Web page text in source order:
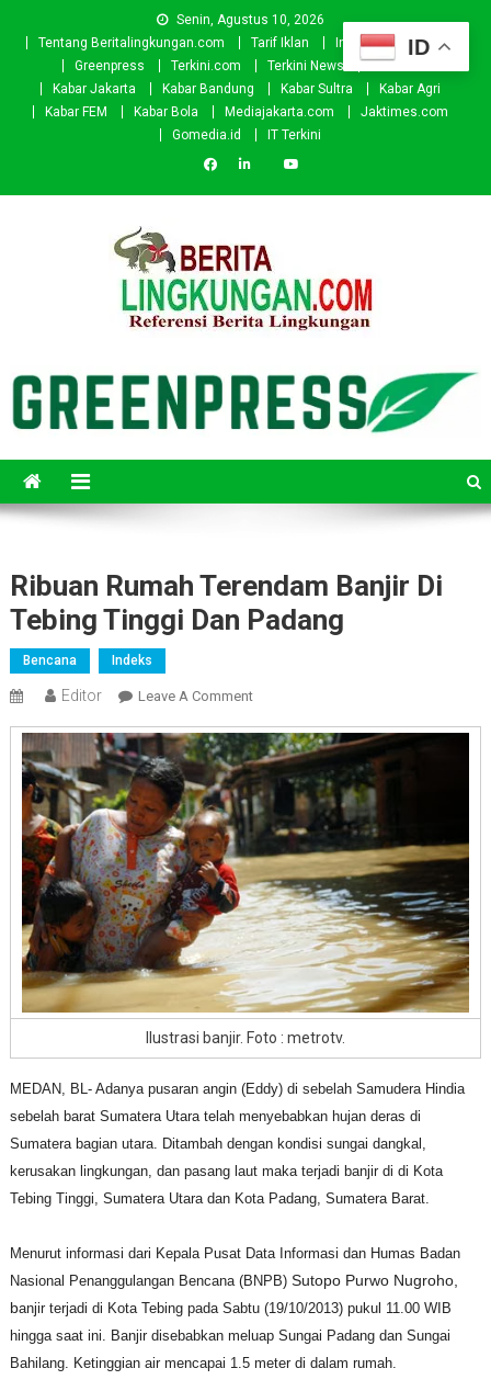
Senin, Agustus 10, 2026
Tentang Beritalingkungan.com
Tarif Iklan Investor
Donasi
Greenpress
Terkini.com Terkini News
Kabar.id
Kabar Jakarta
Kabar Bandung Kabar Sultra
Kabar Agri
Kabar FEM
Kabar Bola Mediajakarta.com
Jaktimes.com
Gomedia.id
IT Terkini
Ribuan Rumah Terendam Banjir Di
Tebing Tinggi Dan Padang
Bencana Indeks
Editor Leave A CommentOn
Rumah
Terendam
Banjir
Di
Tebing
Dan
Padang
Ilustrasi banjir. Foto : metrotv.
MEDAN, BL- Adanya pusaran angin (Eddy) di sebelah Samudera Hindia
sebelah barat Sumatera Utara telah menyebabkan hujan deras di
Sumatera bagian utara. Ditambah dengan kondisi sungai dangkal,
kerusakan lingkungan, dan pasang laut maka terjadi banjir di di Kota
Tebing Tinggi, Sumatera Utara dan Kota Padang, Sumatera Barat.
Menurut informasi dari Kepala Pusat Data Informasi dan Humas Badan
Nasional Penanggulangan Bencana (BNPB) Sutopo Purwo Nugroho,
banjir terjadi di Kota Tebing pada Sabtu (19/10/2013) pukul 11.00 WIB
hingga saat ini. Banjir disebabkan meluap Sungai Padang dan Sungai
Bahilang. Ketinggian air mencapai 1.5 meter di dalam rumah.
ID